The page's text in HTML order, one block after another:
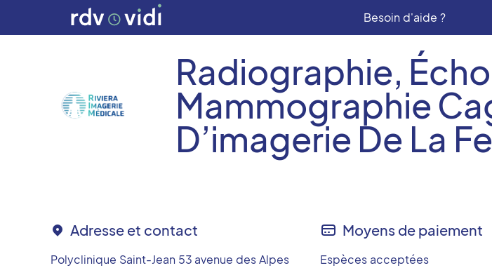
Besoin d'aide ?
Radiographie,
Mammographie
D’imagerie De La
Adresse et contact
Polyclinique Saint-Jean 53 avenue des Alpes
Moyens de paiement
Espèces acceptées